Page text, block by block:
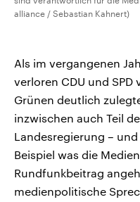
alliance / Sebastian Kahnert)
Als im vergangenen
verloren CDU und
Grünen deutlich
inzwischen auch Teil
Landesregierung –
Beispiel was die
Rundfunkbeitrag
medienpolitische